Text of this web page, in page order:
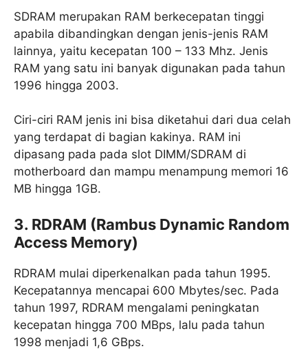
SDRAM merupakan RAM berkecepatan tinggi
apabila dibandingkan dengan jenis-jenis RAM
lainnya, yaitu kecepatan 100 – 133 Mhz. Jenis
RAM yang satu ini banyak digunakan pada tahun
1996 hingga 2003.
Ciri-ciri RAM jenis ini bisa diketahui dari dua celah
yang terdapat di bagian kakinya. RAM ini
dipasang pada pada slot DIMM/SDRAM di
motherboard dan mampu menampung memori 16
MB hingga 1GB.
3. RDRAM (Rambus Dynamic Random
Access Memory)
RDRAM mulai diperkenalkan pada tahun 1995.
Kecepatannya mencapai 600 Mbytes/sec. Pada
tahun 1997, RDRAM mengalami peningkatan
kecepatan hingga 700 MBps, lalu pada tahun
1998 menjadi 1,6 GBps.